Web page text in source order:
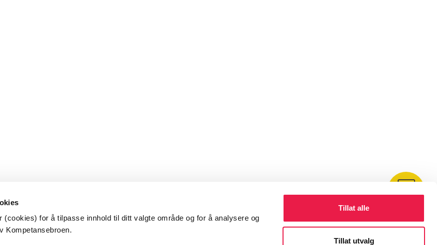
(cookies) for å tilpasse innhold til ditt valgte område og for å analysere og
Kompetansebroen.
Tillat alle
Tillat utvalg
Kontakt